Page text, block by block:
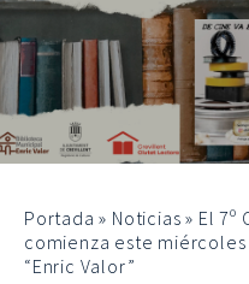
Portada » Noticias » El 7º
comienza este
“Enric Valor”